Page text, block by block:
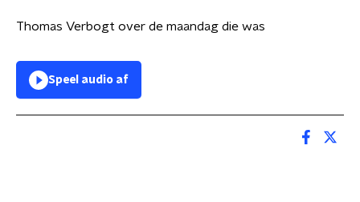
Thomas Verbogt over de maandag die was
Speel audio af